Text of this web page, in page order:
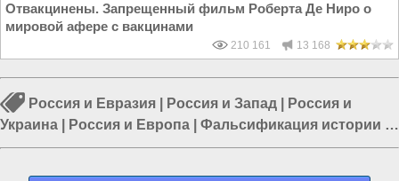
Отвакцинены. Запрещенный фильм Роберта Де Ниро о
мировой афере с вакцинами
210 161 13 168
Россия и Евразия Россия и Запад
Россия и
Украина
Россия и Европа Фальсификация истории |
Европа и Украина|Россия и ЕС